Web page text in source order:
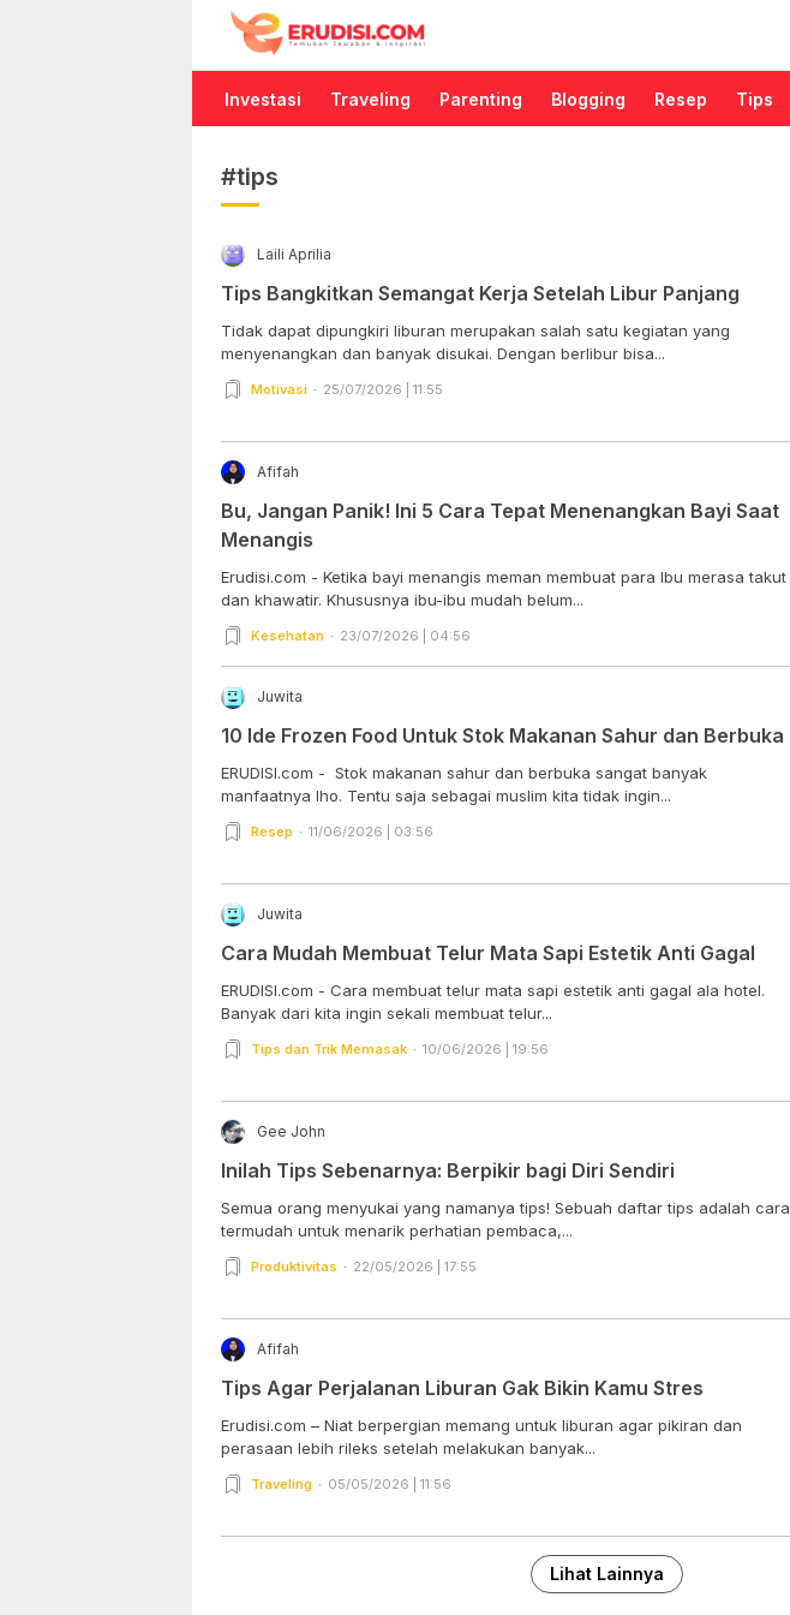
Erudisi
Temukan Jawaban dan Inspirasi
Investasi Traveling Parenting Blogging Resep Tips
#tips
Laili Aprilia
Tips Bangkitkan Semangat Kerja Setelah Libur Panjang
Tidak dapat dipungkiri liburan merupakan salah satu kegiatan yang
menyenangkan dan banyak disukai. Dengan berlibur bisa...
Motivasi 25/07/2026 | 11:55
Afifah
Bu, Jangan Panik! Ini 5 Cara Tepat Menenangkan Bayi Saat
Menangis
Erudisi.com - Ketika bayi menangis meman membuat para Ibu merasa takut
dan khawatir. Khususnya ibu-ibu mudah belum...
Kesehatan 23/07/2026 | 04:56
Juwita
10 Ide Frozen Food Untuk Stok Makanan Sahur dan Berbuka
ERUDISI.com - Stok makanan sahur dan berbuka sangat banyak
manfaatnya lho. Tentu saja sebagai muslim kita tidak ingin...
Resep 11/06/2026 | 03:56
Juwita
Cara Mudah Membuat Telur Mata Sapi Estetik Anti Gagal
ERUDISI.com - Cara membuat telur mata sapi estetik anti gagal ala hotel.
Banyak dari kita ingin sekali membuat telur...
Tips dan Trik Memasak 10/06/2026 | 19:56
Gee John
Inilah Tips Sebenarnya: Berpikir bagi Diri Sendiri
Semua orang menyukai yang namanya tips! Sebuah daftar tips adalah cara
termudah untuk menarik perhatian pembaca,...
Produktivitas 22/05/2026 | 17:55
Afifah
Tips Agar Perjalanan Liburan Gak Bikin Kamu Stres
Erudisi.com – Niat berpergian memang untuk liburan agar pikiran dan
perasaan lebih rileks setelah melakukan banyak...
Traveling 05/05/2026 | 11:56
Lihat Lainnya